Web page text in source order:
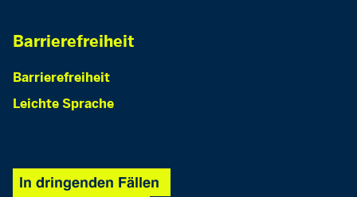
Barrierefreiheit
Barrierefreiheit
Leichte Sprache